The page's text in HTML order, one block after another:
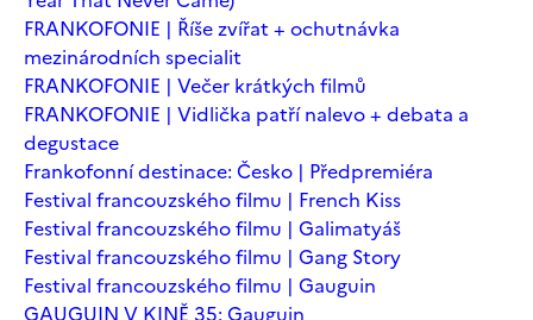
FRANKOFONIE | Říše zvířat + ochutnávka
mezinárodních specialit
FRANKOFONIE | Večer krátkých filmů
FRANKOFONIE | Vidlička patří nalevo + debata a
degustace
Frankofonní destinace: Česko | Předpremiéra
Festival francouzského filmu | French Kiss
Festival francouzského filmu | Galimatyáš
Festival francouzského filmu | Gang Story
Festival francouzského filmu | Gauguin
GAUGUIN V KINĚ 35: Gauguin